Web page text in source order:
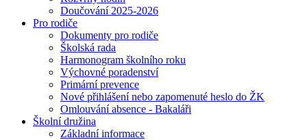
Doučování 2025-2026
Pro rodiče
Dokumenty pro rodiče
Školská rada
Harmonogram školního roku
Výchovné poradenství
Primární prevence
Nové přihlášení nebo zapomenuté heslo do ŽK
Omlouvání absence - Bakaláři
Školní družina
Základní informace